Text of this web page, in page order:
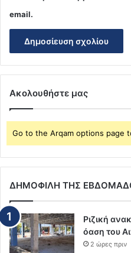
email.
Ακολουθήστε μας
Go to the Arqam options page
ΔΗΜΟΦΙΛΗ ΤΗΣ
Ριζική
όαση του
2 ώρες πριν